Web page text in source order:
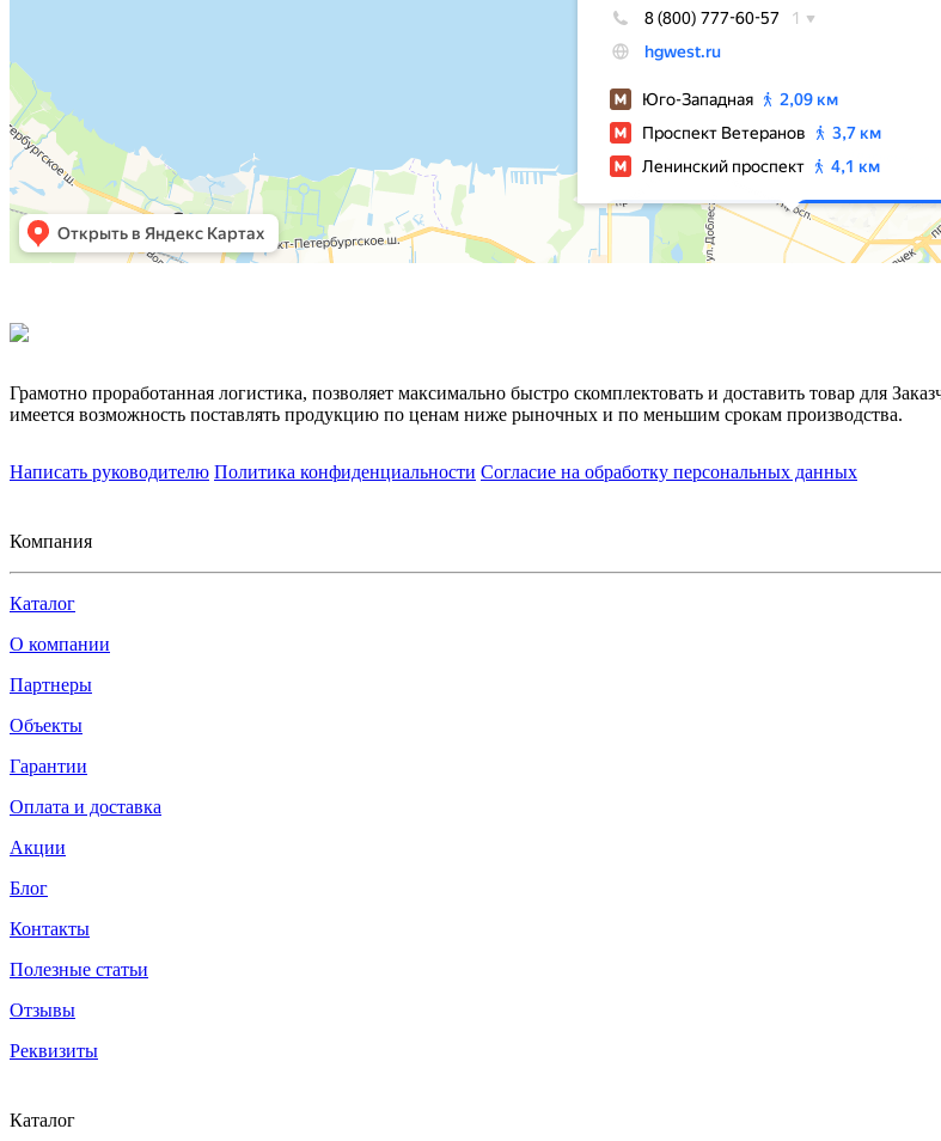
Грамотно проработанная логистика, позволяет максимально быстро скомплектовать и доставить товар для
имеется возможность поставлять продукцию по ценам ниже рыночных и по меньшим срокам производства.
Написать руководителю Политика конфиденциальности Согласие на обработку персональных данных
Компания
Каталог
О компании
Партнеры
Объекты
Гарантии
Оплата и доставка
Акции
Блог
Контакты
Полезные статьи
Отзывы
Реквизиты
Каталог